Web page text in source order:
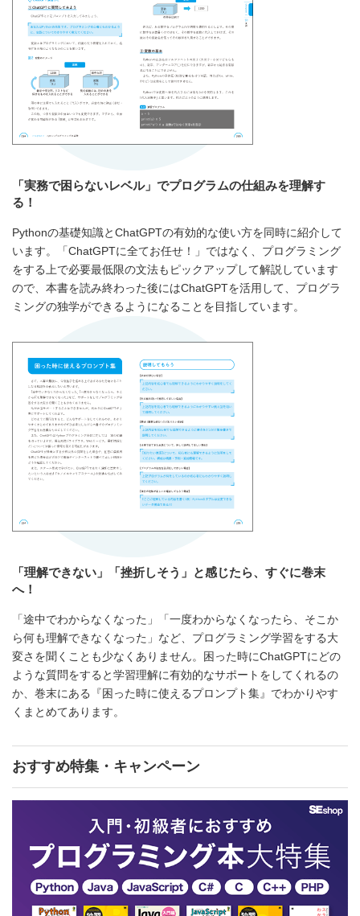
「実務で困らないレベル」でプログラムの仕組みを理解す
る！
Pythonの基礎知識とChatGPTの有効的な使い方を同時に紹介して
います。「ChatGPTに全てお任せ！」ではなく、プログラミング
をする上で必要最低限の文法もピックアップして解説しています
ので、本書を読み終わった後にはChatGPTを活用して、プログラ
ミングの独学ができるようになることを目指しています。
「理解できない」「挫折しそう」と感じたら、すぐに巻末
へ！
「途中でわからなくなった」「一度わからなくなったら、そこか
ら何も理解できなくなった」など、プログラミング学習をする大
変さを聞くことも少なくありません。困った時にChatGPTにどの
ような質問をすると学習理解に有効的なサポートをしてくれるの
か、巻末にある『困った時に使えるプロンプト集』でわかりやす
くまとめてあります。
おすすめ特集・キャンペーン